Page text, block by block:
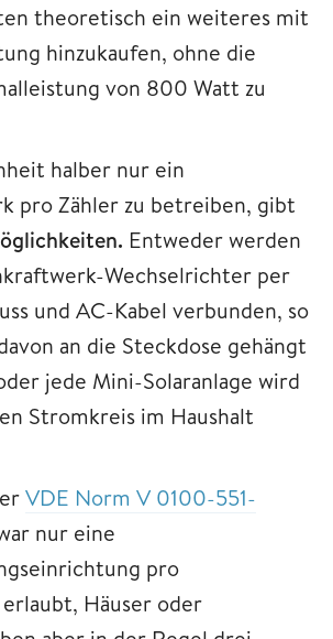
theoretisch ein weiteres mit
hinzukaufen, ohne die
von 800 Watt zu
halber nur ein
pro Zähler zu betreiben, gibt
Entweder werden
Wechselrichter per
und AC-Kabel verbunden, so
an die Steckdose gehängt
jede Mini-Solaranlage wird
Stromkreis im Haushalt
VDE Norm V 0100-551-
nur eine
pro
Häuser oder